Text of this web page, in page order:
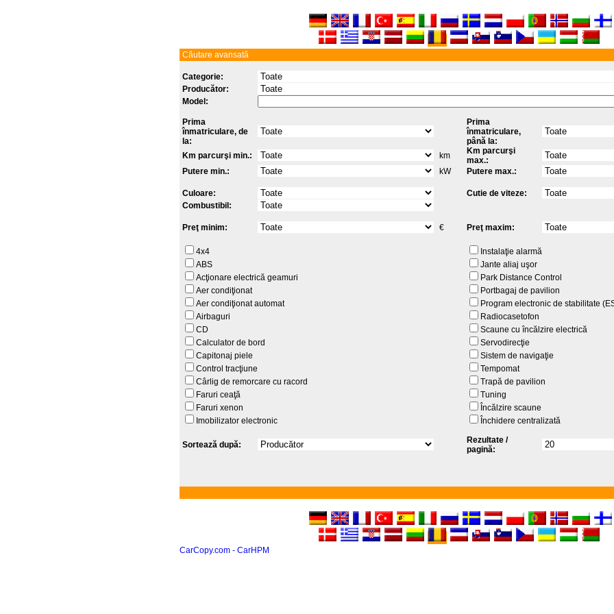
Căutare avansată
Categorie:
Producător:
Model:
Prima
înmatriculare, de
la:
Prima
înmatriculare,
până la:
Km parcurşi min.:
km
Km parcurşi
max.:
Putere min.:
kW Putere max.:
Culoare:
Cutie de viteze:
Combustibil:
Preţ minim: € Preţ maxim:
4x4
ABS
Acţionare electrică geamuri
Aer condiţionat
Aer condiţionat automat
Airbaguri
CD
Calculator de bord
Capitonaj piele
Control tracţiune
Cârlig de remorcare cu racord
Faruri ceaţă
Faruri xenon
Imobilizator electronic
Instalaţie alarmă
Jante aliaj uşor
Park Distance Control
Portbagaj de pavilion
Program electronic de stabilitate
Radiocasetofon
Scaune cu încălzire electrică
Servodirecţie
Sistem de navigaţie
Tempomat
Trapă de pavilion
Tuning
Încălzire scaune
Închidere centralizată
Sortează după:
Rezultate /
pagină:
CarCopy.com - CarHPM